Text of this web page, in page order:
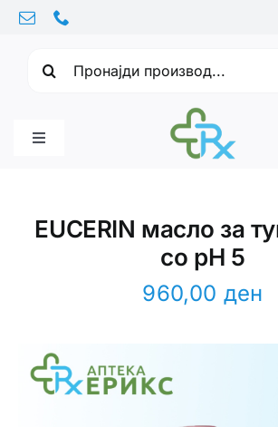
Skip
content
Toggle
Здравствени проблеми
EUCERIN масло за
со pH 5
960,00 ден